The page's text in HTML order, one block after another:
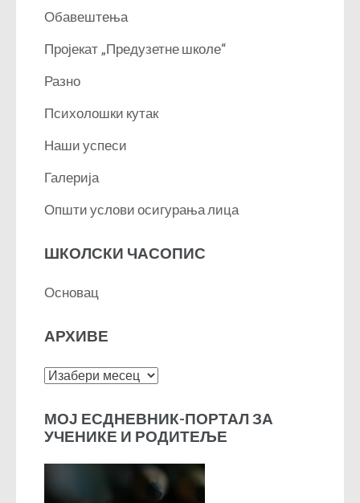
Обавештења
Пројекат „Предузетне школе“
Разно
Психолошки кутак
Наши успеси
Галерија
Општи услови осигурања лица
ШКОЛСКИ ЧАСОПИС
Основац
АРХИВЕ
Архиве
МОЈ ЕСДНЕВНИК-ПОРТАЛ ЗА
УЧЕНИКЕ И РОДИТЕЉЕ